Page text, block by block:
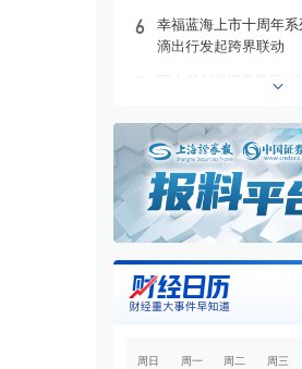
6
幸福蓝海上市十周年
滴出行发起跨界联动
两大科创板IPO背后：
8
比涨幅有所回落
9
以强烈的使命担当勇
党建思想理论品格系列
10 “银行网点午休”引热
周日 周一 周二 周三